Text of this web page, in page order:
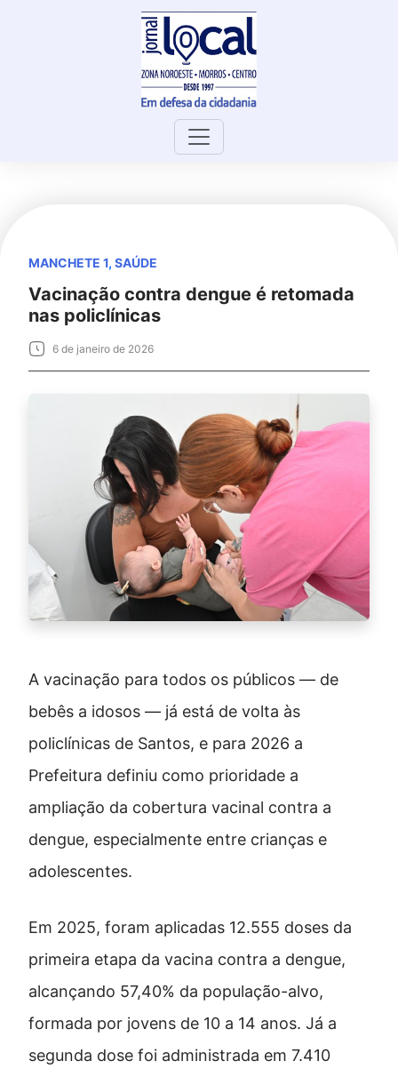
MANCHETE 1, SAÚDE
Vacinação contra dengue é retomada
nas policlínicas
6 de janeiro de 2026
A vacinação para todos os públicos — de
bebês a idosos — já está de volta às
policlínicas de Santos, e para 2026 a
Prefeitura definiu como prioridade a
ampliação da cobertura vacinal contra a
dengue, especialmente entre crianças e
adolescentes.
Em 2025, foram aplicadas 12.555 doses da
primeira etapa da vacina contra a dengue,
alcançando 57,40% da população-alvo,
formada por jovens de 10 a 14 anos. Já a
segunda dose foi administrada em 7.410